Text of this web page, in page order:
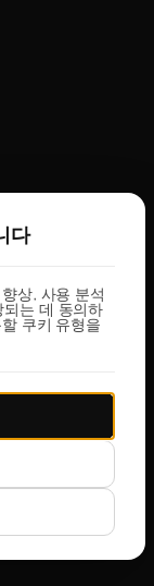
다
상, 사용 분석
는 데 동의하
쿠키 유형을